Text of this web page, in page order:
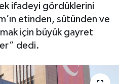
ifadeyi gördüklerini
etinden, sütünden ve
için büyük gayret
dedi.